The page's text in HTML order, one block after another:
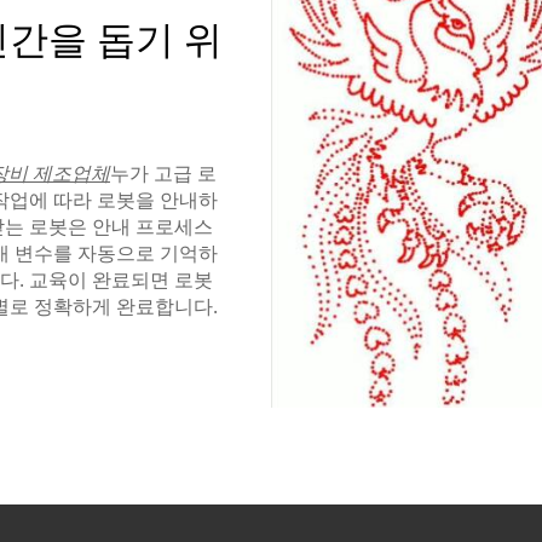
을 돕기 위
비 제조업체누가 고급 로
업에 따라 로봇을 안내하
로봇은 안내 프로세스
변수를 자동으로 기억하
. 교육이 완료되면 로봇
정확하게 완료합니다.